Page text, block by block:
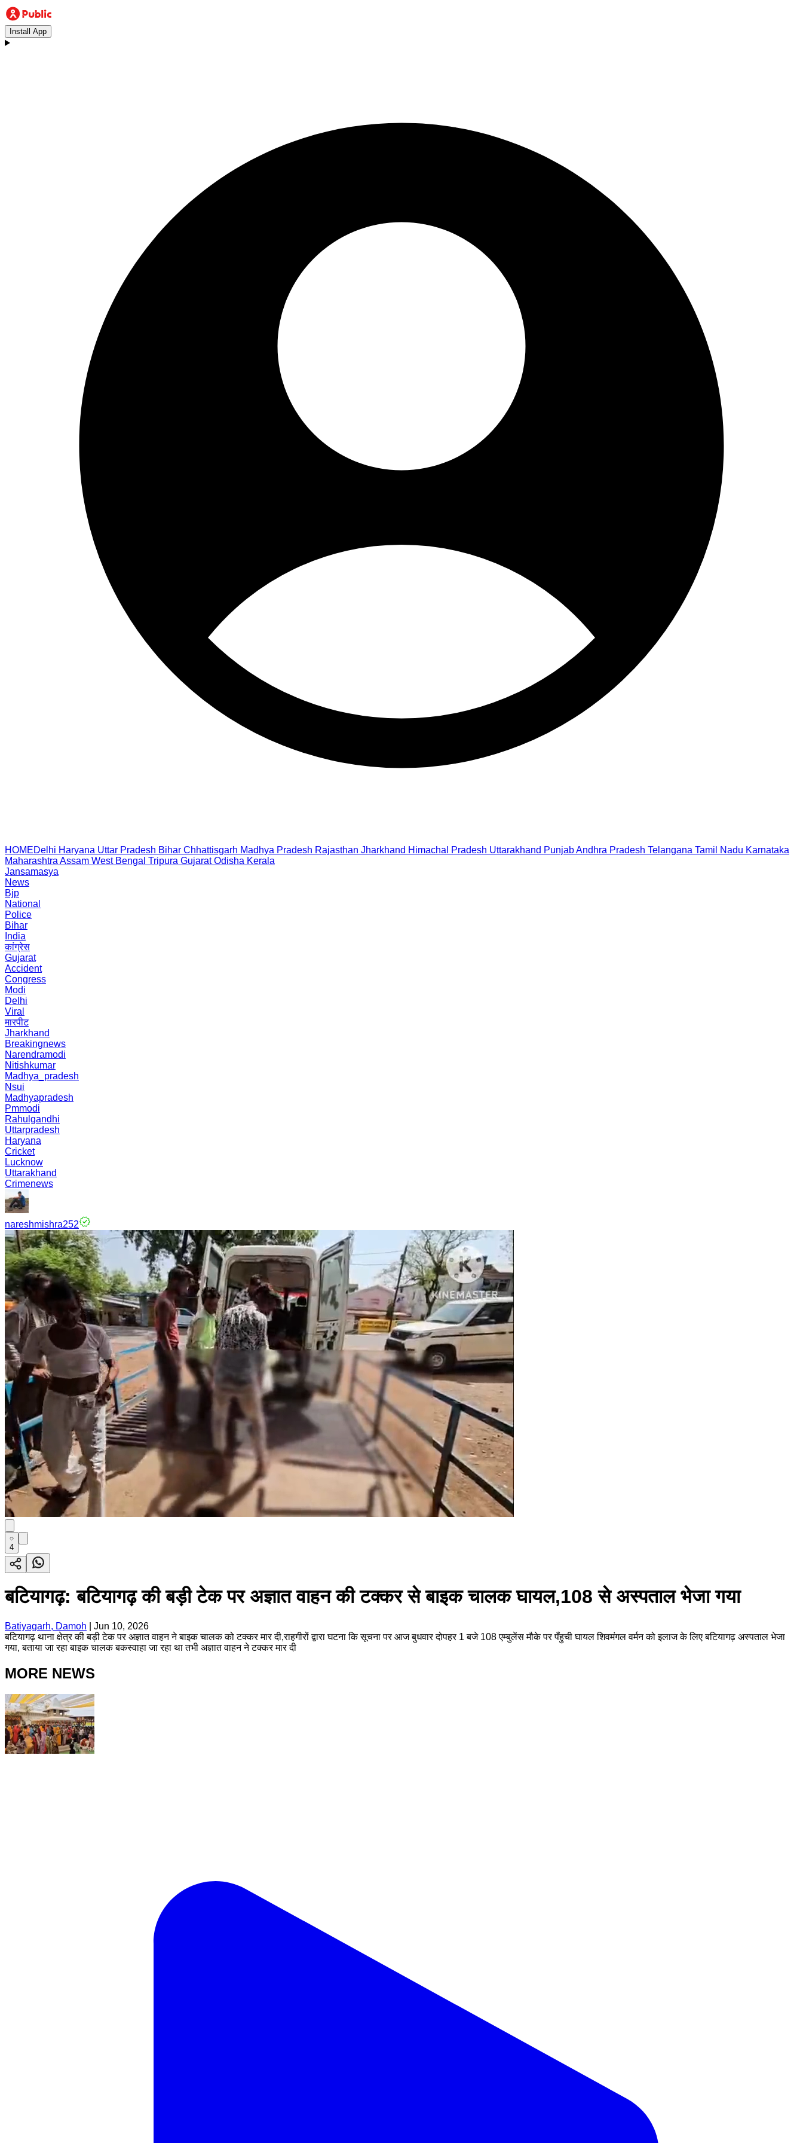
Install App
HOMEDelhi Haryana Uttar Pradesh Bihar Chhattisgarh Madhya Pradesh Rajasthan Jharkhand Himachal Pradesh Uttarakhand PunjabAndhra Pradesh Telangana Tamil Nadu Karnataka
Maharashtra Assam West Bengal Tripura Gujarat Odisha Kerala
Jansamasya
News
Bjp
National
Police
Bihar
India
कांग्रेस
Gujarat
Accident
Congress
Modi
Delhi
Viral
मारपीट
Jharkhand
Breakingnews
Narendramodi
Nitishkumar
Madhya_pradesh
Nsui
Madhyapradesh
Pmmodi
Rahulgandhi
Uttarpradesh
Haryana
Cricket
Lucknow
Uttarakhand
Crimenews
nareshmishra252
4
बटियागढ़: बटियागढ़ की बड़ी टेक पर अज्ञात वाहन की टक्कर से बाइक चालक घायल,108 से अस्पताल भेजा गया
Batiyagarh, Damoh
Jun 10, 2026
बटियागढ़ थाना क्षेत्र की बड़ी टेक पर अज्ञात वाहन ने बाइक चालक को टक्कर मार दी,राहगीरों द्वारा घटना कि सूचना पर आज बुधवार दोपहर 1 बजे 108 एम्बुलेंस मौके पर पँहुची घायल शिवमंगल वर्मन को इलाज के लिए बटियागढ़ अस्पताल भेजा
गया, बताया जा रहा बाइक चालक बकस्वाहा जा रहा था तभी अज्ञात वाहन ने टक्कर मार दी
MORE NEWS